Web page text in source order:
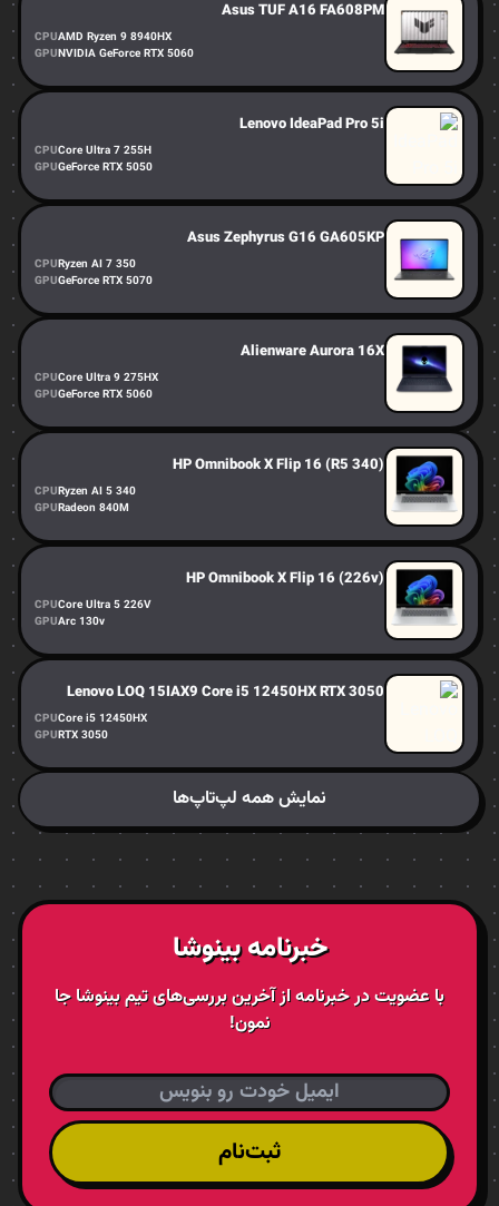
Asus TUF A16 FA608PM
CPUAMD Ryzen 9 8940HX
GPUNVIDIA GeForce RTX 5060
Lenovo IdeaPad Pro 5i
CPUCore Ultra 7 255H
GPUGeForce RTX 5050
Asus Zephyrus G16 GA605KP
CPURyzen AI 7 350
GPUGeForce RTX 5070
Alienware Aurora 16X
CPUCore Ultra 9 275HX
GPUGeForce RTX 5060
HP Omnibook X Flip 16 (R5 340)
CPURyzen AI 5 340
GPURadeon 840M
HP Omnibook X Flip 16 (226v)
CPUCore Ultra 5 226V
GPUArc 130v
Lenovo LOQ 15IAX9 Core i5 12450HX RTX 3050
CPUCore i5 12450HX
GPURTX 3050
نمایش همه لپ‌تاپ‌ها
خبرنامه بینوشا
با عضویت در خبرنامه از آخرین بررسی‌های تیم بینوشا جا
نمون!
ثبت‌نام